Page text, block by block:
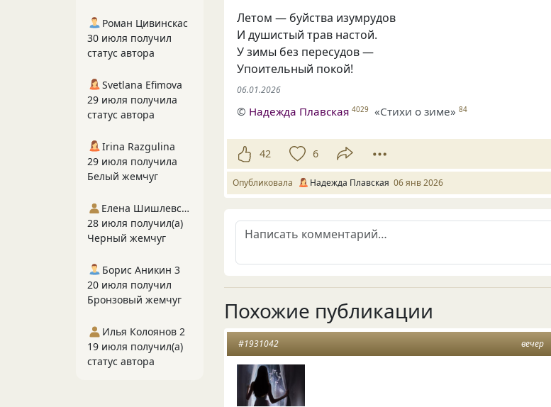
Летом — буйства изумрудов
И душистый трав настой.
У зимы без пересудов —
Упоительный покой!
06.01.2026
© Надежда Плавская 4029 «Стихи о зиме» 84
42 6
Опубликовала Надежда Плавская 06 янв 2026
Похожие публикации
вечер
#1931042
Роман Цивинскас
30 июля получил
статус автора
Svetlana Efimova
29 июля получила
статус автора
Irina Razgulina
29 июля получила
Белый жемчуг
Елена Шишлевская
28 июля получил(а)
Черный жемчуг
Борис Аникин 3
20 июля получил
Бронзовый жемчуг
Илья Колоянов 2
19 июля получил(а)
статус автора